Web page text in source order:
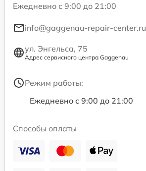
Ежедневно с 9:00 до 21:00
info@gaggenau-repair-center.ru
ул. Энгельса, 75
Адрес сервисного центра Gaggenau
Режим работы:
Ежедневно с 9:00 до 21:00
Способы оплаты